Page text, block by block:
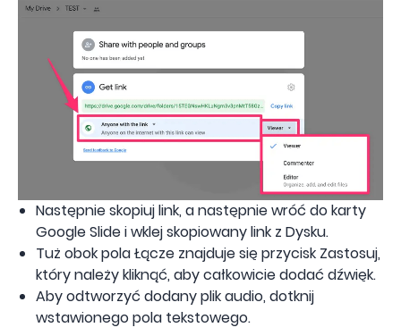
Następnie skopiuj link, a następnie wróć do karty
Google Slide i wklej skopiowany link z Dysku.
Tuż obok pola Łącze znajduje się przycisk Zastosuj,
który należy kliknąć, aby całkowicie dodać dźwięk.
Aby odtworzyć dodany plik audio, dotknij
wstawionego pola tekstowego.